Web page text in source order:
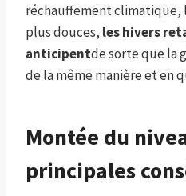
réchauffement climatique,
plus douces, les hivers
anticipentde sorte que la
de la même manière et en
Montée du
principales